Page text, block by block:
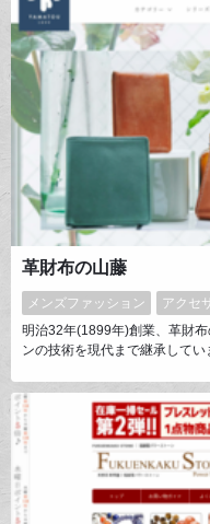
革財布の山藤
メンズファッション アクセ
明治32年(1899年)創業、革財
ンの技術を現代まで継承して
信じ、これからも時代に合う